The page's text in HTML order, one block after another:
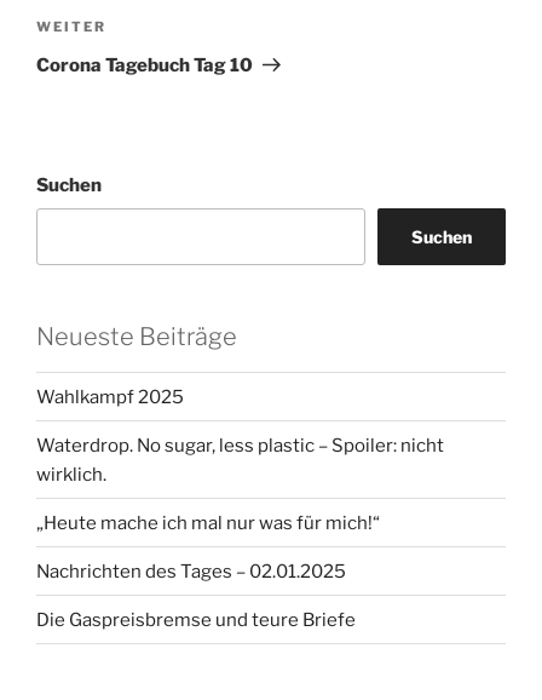
Nächster
Beitrag
WEITER
Corona Tagebuch Tag 10
Suchen
Suchen
Neueste Beiträge
Wahlkampf 2025
Waterdrop. No sugar, less plastic – Spoiler: nicht
wirklich.
„Heute mache ich mal nur was für mich!“
Nachrichten des Tages – 02.01.2025
Die Gaspreisbremse und teure Briefe